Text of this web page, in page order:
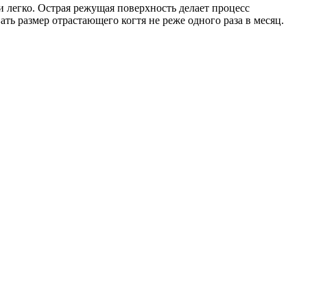
Острая режущая поверхность делает процесс
размер отрастающего когтя не реже одного раза в месяц.